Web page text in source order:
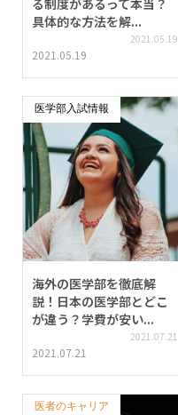
る制度があるって本当？
具体的な方法を解...
2021.05.19
2021.05.19
医学部入試情報
海外の医学部を徹底解
説！日本の医学部とどこ
が違う？学費が安い...
2021.07.21
2021.07.21
医者のキャリア